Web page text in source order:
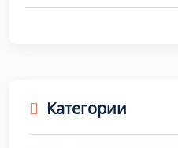
Категории